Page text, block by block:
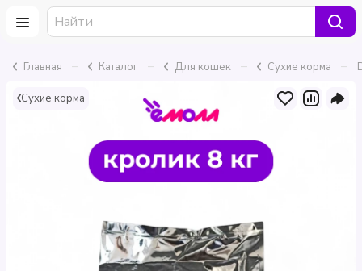
Главная – Каталог – Для кошек – Сухие корма –
Сухие корма